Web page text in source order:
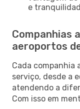
e
Companhias
aeroportos
Cada companhia
serviço, desde a
atendendo a
Com isso em